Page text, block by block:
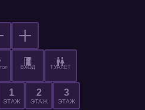
1
ЭТАЖ
2
ЭТАЖ
3
ЭТАЖ
ВХОД ТУАЛЕТ